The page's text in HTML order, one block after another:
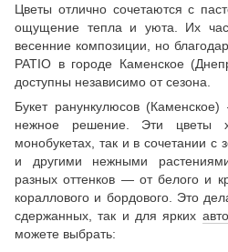
Цветы отлично сочетаются с
ощущение тепла и уюта. Их
весенние композиции, но
PATIO в городе Каменское
доступны независимо от сезона.
Букет ранункулюсов (Каменское)
нежное решение. Эти цветы
монобукетах, так и в сочетании
и другими нежными
разных оттенков — от белого и
кораллового и бордового. Это
сдержанных, так и для ярких
можете выбрать: